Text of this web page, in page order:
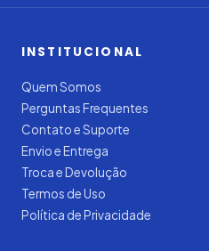
INSTITUCIONAL
Quem Somos
Perguntas Frequentes
Contato e Suporte
Envio e Entrega
Troca e Devolução
Termos de Uso
Política de Privacidade